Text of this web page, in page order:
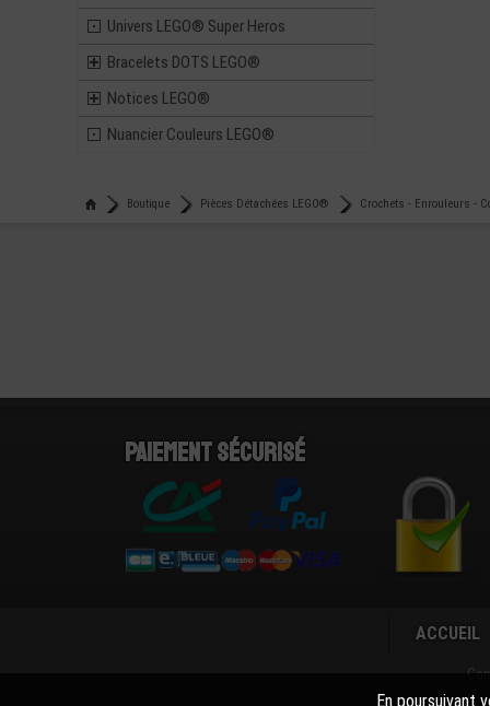
Univers LEGO® Super Heros
Bracelets DOTS LEGO®
Notices LEGO®
Nuancier Couleurs LEGO®
Boutique Pièces Détachées LEGO® Crochets - Enrouleurs -
Paiement sécurisé
ACCUEIL
En poursuivant